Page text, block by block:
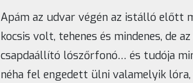
Apám az udvar végén az istálló előtt
kocsis volt, tehenes és mindenes, de
csapdaállító lószőrfonó… és tudója
néha fel engedett ülni valamelyik